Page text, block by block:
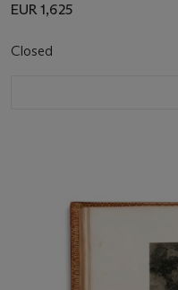
EUR 1,625
Closed